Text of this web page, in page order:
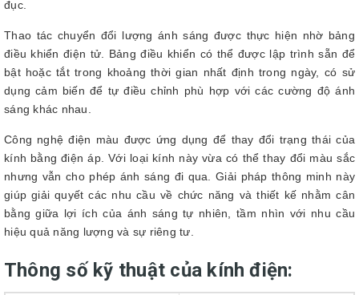
đục.
Thao tác chuyển đổi lượng ánh sáng được thực hiện nhờ bảng
điều khiển điện tử. Bảng điều khiển có thể được lập trình sẵn để
bật hoặc tắt trong khoảng thời gian nhất định trong ngày, có sử
dụng cảm biến để tự điều chỉnh phù hợp với các cường độ ánh
sáng khác nhau.
Công nghệ điện màu được ứng dụng để thay đổi trạng thái của
kính bằng điện áp. Với loại kính này vừa có thể thay đổi màu sắc
nhưng vẫn cho phép ánh sáng đi qua. Giải pháp thông minh này
giúp giải quyết các nhu cầu về chức năng và thiết kế nhằm cân
bằng giữa lợi ích của ánh sáng tự nhiên, tầm nhìn với nhu cầu
hiệu quả năng lượng và sự riêng tư.
Thông số kỹ thuật của kính điện: